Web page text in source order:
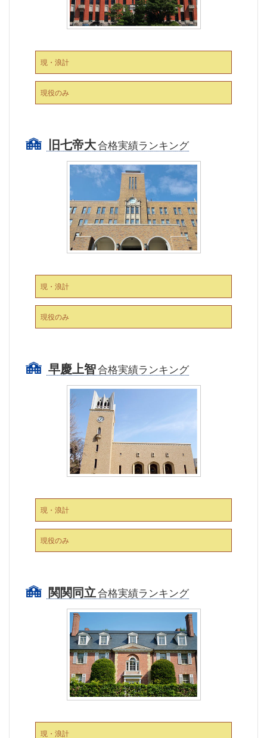
現・浪計
現役のみ
旧七帝大合格実績ランキング
現・浪計
現役のみ
早慶上智合格実績ランキング
現・浪計
現役のみ
関関同立合格実績ランキング
現・浪計